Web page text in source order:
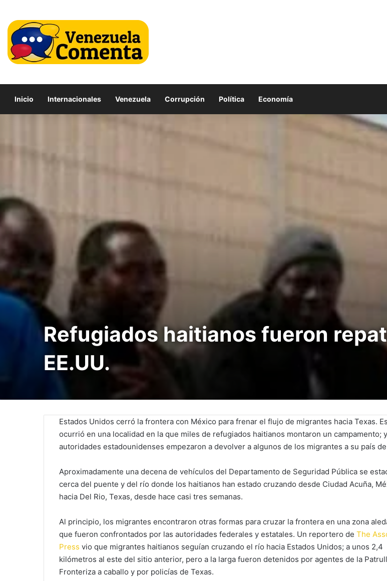
Inicio Internacionales Venezuela Corrupción Política Economía
Refugiados haitianos fueron
EE.UU.
Estados Unidos cerró la frontera con México para frenar el flujo de migrantes hacia Texas.
ocurrió en una localidad en la que miles de refugiados haitianos montaron un campamento;
autoridades estadounidenses empezaron a devolver a algunos de los migrantes a su país
Aproximadamente una decena de vehículos del Departamento de Seguridad Pública se
cerca del puente y del río donde los haitianos han estado cruzando desde Ciudad Acuña,
hacia Del Rio, Texas, desde hace casi tres semanas.
Al principio, los migrantes encontraron otras formas para cruzar la frontera en una zona
que fueron confrontados por las autoridades federales y estatales. Un reportero de The
Press vio que migrantes haitianos seguían cruzando el río hacia Estados Unidos; a unos 2,4
kilómetros al este del sitio anterior, pero a la larga fueron detenidos por agentes de la
Fronteriza a caballo y por policías de Texas.